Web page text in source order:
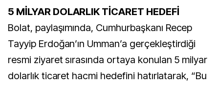
5 MİLYAR DOLARLIK TİCARET HEDEFİ
Bolat, paylaşımında, Cumhurbaşkanı Recep
Tayyip Erdoğan’ın Umman’a gerçekleştirdiği
resmi ziyaret sırasında ortaya konulan 5 milyar
dolarlık ticaret hacmi hedefini hatırlatarak, “Bu